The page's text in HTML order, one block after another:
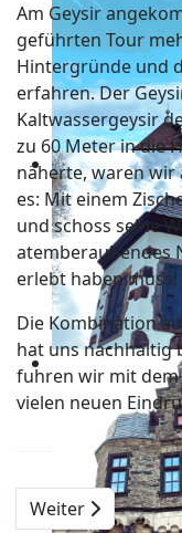
Am Geysir
geführten Tour
Hintergründe und
erfahren. Der
Kaltwassergeysir
zu 60 Meter in die
näherte, waren wir
es: Mit einem
und schoss seine
atemberaubendes
erlebt haben muss!
Die Kombination
hat uns nachhaltig
fuhren wir mit
vielen neuen
Weiter